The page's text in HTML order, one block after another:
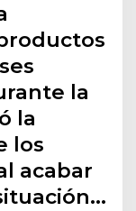
la
la
los
acabar